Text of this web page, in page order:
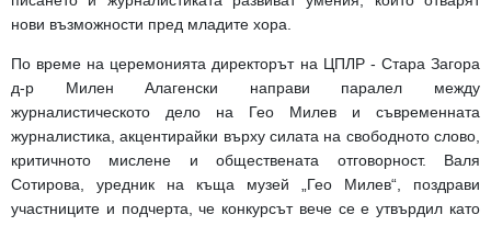
нови възможности пред младите хора.
По време на церемонията директорът на ЦПЛР - Стара Загора
д-р Милен Алагенски направи паралел между
журналистическото дело на Гео Милев и съвременната
журналистика, акцентирайки върху силата на свободното слово,
критичното мислене и обществената отговорност. Валя
Сотирова, уредник на къща музей „Гео Милев“, поздрави
участниците и подчерта, че конкурсът вече се е утвърдил като